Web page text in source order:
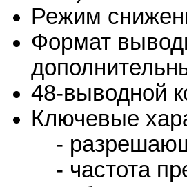
Режим
Формат
48-выводной
Ключевые
-
- частота